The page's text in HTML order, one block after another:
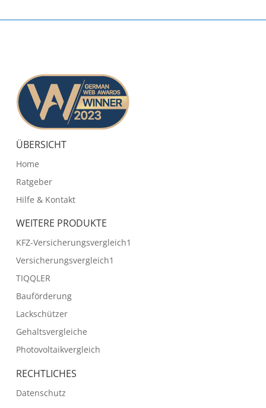
ÜBERSICHT
Home
Ratgeber
Hilfe & Kontakt
WEITERE PRODUKTE
KFZ-Versicherungsvergleich1
Versicherungsvergleich1
TIQQLER
Bauförderung
Lackschützer
Gehaltsvergleiche
Photovoltaikvergleich
RECHTLICHES
Datenschutz